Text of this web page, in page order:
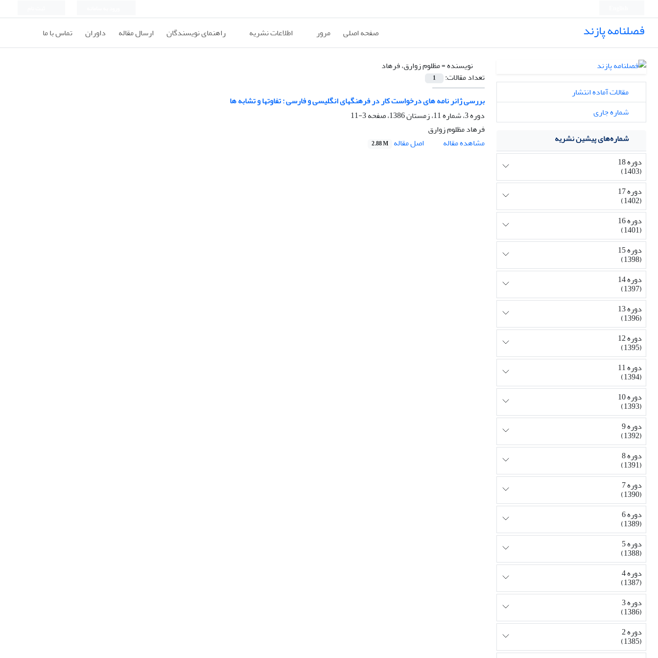
فصلنامه پازند صفحه اصلی مرور اطلاعات نشریه راهنمای نویسندگان ارسال مقاله داوران تماس با ما
نویسنده =مظلوم زوارق، فرهاد
تعداد مقالات:
1
بررسی ژانر نامه های درخواست کار در فرهنگهای انگلیسی و فارسی : تفاوتها و تشابه ها
دوره 3، شماره 11، زمستان 1386، صفحه
3-11
فرهاد مظلوم زوارق
مشاهده مقاله
اصل مقاله 2.88 M
مقالات آماده انتشار
شماره جاری
شماره‌های پیشین نشریه
دوره 18
(1403)
دوره 17
(1402)
دوره 16
(1401)
دوره 15
(1398)
دوره 14
(1397)
دوره 13
(1396)
دوره 12
(1395)
دوره 11
(1394)
دوره 10
(1393)
دوره 9
(1392)
دوره 8
(1391)
دوره 7
(1390)
دوره 6
(1389)
دوره 5
(1388)
دوره 4
(1387)
دوره 3
(1386)
دوره 2
(1385)